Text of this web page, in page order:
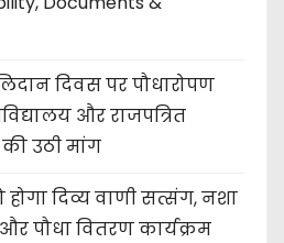
दिवस पर पौधारोपण
और राजपत्रित
उठी मांग
दिव्य वाणी सत्संग, नशा
पौधा वितरण कार्यक्रम